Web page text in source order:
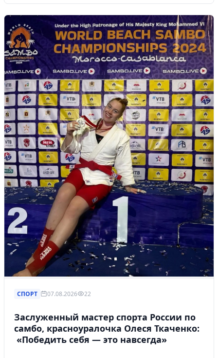
СПОРТ 07.08.2026 22
Заслуженный мастер спорта России по
самбо, красноуралочка Олеся Ткаченко:
«Победить себя — это навсегда»